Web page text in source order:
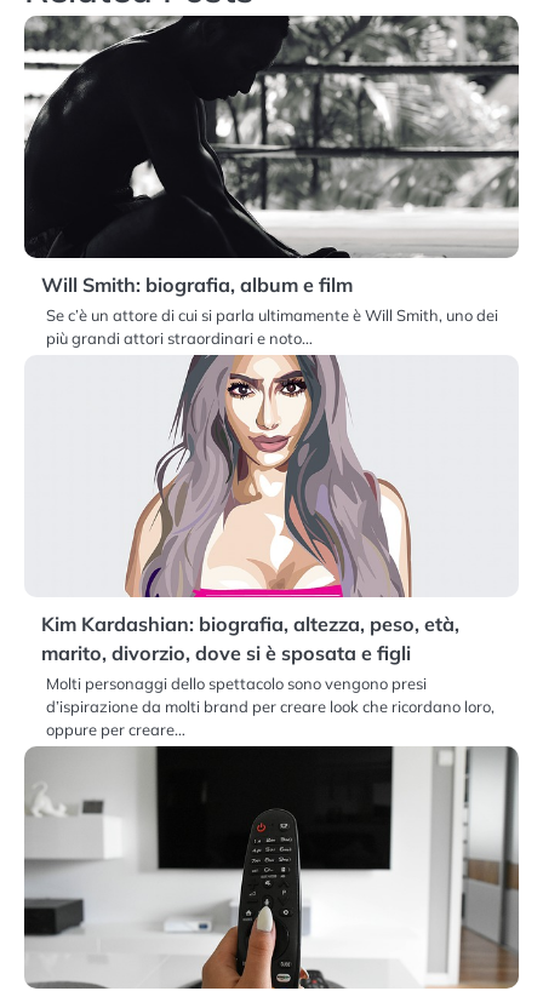
Will Smith: biografia, album e film
Se c’è un attore di cui si parla ultimamente è Will Smith, uno dei
più grandi attori straordinari e noto…
Kim Kardashian: biografia, altezza, peso, età,
marito, divorzio, dove si è sposata e figli
Molti personaggi dello spettacolo sono vengono presi
d’ispirazione da molti brand per creare look che ricordano loro,
oppure per creare…